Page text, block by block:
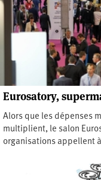
Eurosatory,
Alors que les dépenses
multiplient, le salon
organisations appellent